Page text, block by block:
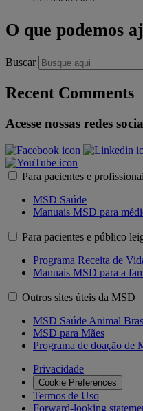
O que podemos
Buscar
Recent Comments
Acesse nossas redes
Para pacientes e
MSD Saúde
Manuais MSD para
Para pacientes e público
Programa Receita de
Manuais MSD para a
Outros sites úteis da MSD
MSD Saúde Animal
MSD para Mães
Programa de doação de
Privacidade
Cookie Preferences
Termos de Uso
Forward-looking